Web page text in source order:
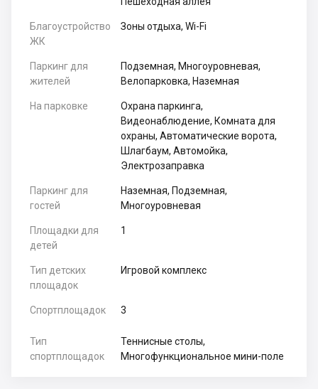
Благоустройство
ЖК
Зоны отдыха, Wi-Fi
Паркинг для
жителей
Подземная, Многоуровневая,
Велопарковка, Наземная
На парковке
Охрана паркинга,
Видеонаблюдение, Комната для
охраны, Автоматические ворота,
Шлагбаум, Автомойка,
Электрозаправка
Паркинг для
гостей
Наземная, Подземная,
Многоуровневая
Площадки для
детей
1
Тип детских
площадок
Игровой комплекс
Спортплощадок 3
Тип
спортплощадок
Теннисные столы,
Многофункциональное мини-поле